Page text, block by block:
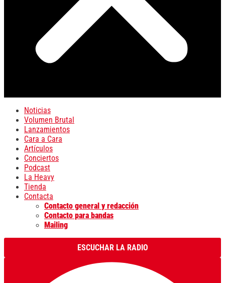
Noticias
Volumen Brutal
Lanzamientos
Cara a Cara
Artículos
Conciertos
Podcast
La Heavy
Tienda
Contacta
Contacto general y redacción
Contacto para bandas
Mailing
ESCUCHAR LA RADIO